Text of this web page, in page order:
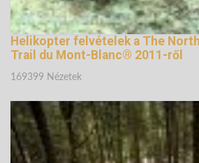
Helikopter felvételek a The
Trail du Mont-Blanc® 2011-ről
169399 Nézetek